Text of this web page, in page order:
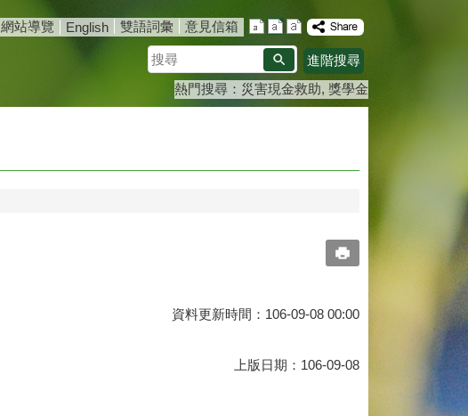
網站導覽 English 雙語詞彙
意見信箱
搜
尋
進階搜尋
熱門搜尋： 災害現金救助 獎學金
資料更新時間：106-09-08 00:00
上版日期：106-09-08